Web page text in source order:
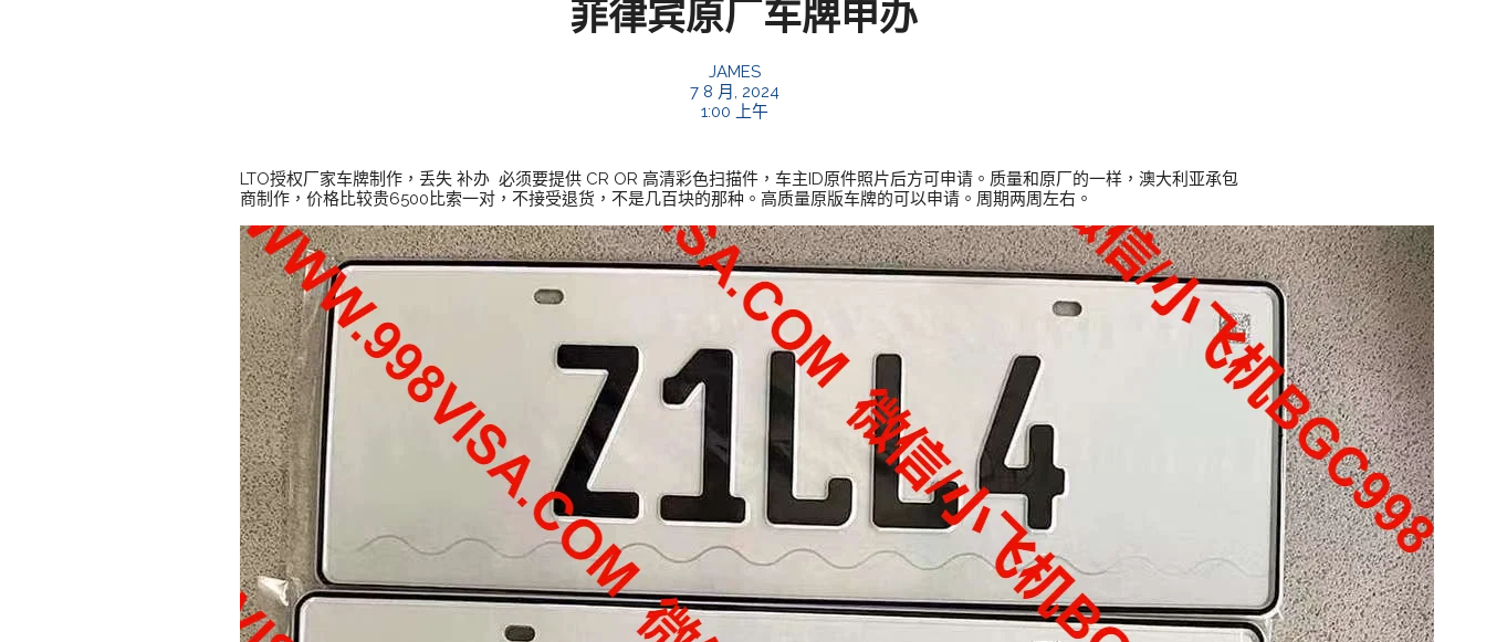
菲律宾原厂车牌申办
JAMES
7 8 月, 2024
1:00 上午
LTO授权厂家车牌制作，丢失 补办 必须要提供 CR OR 高清彩色扫描件，车主ID原件照片后方可申请。质量和原厂的一样，澳大利亚承包
商制作，价格比较贵6500比索一对，不接受退货，不是几百块的那种。高质量原版车牌的可以申请。周期两周左右。